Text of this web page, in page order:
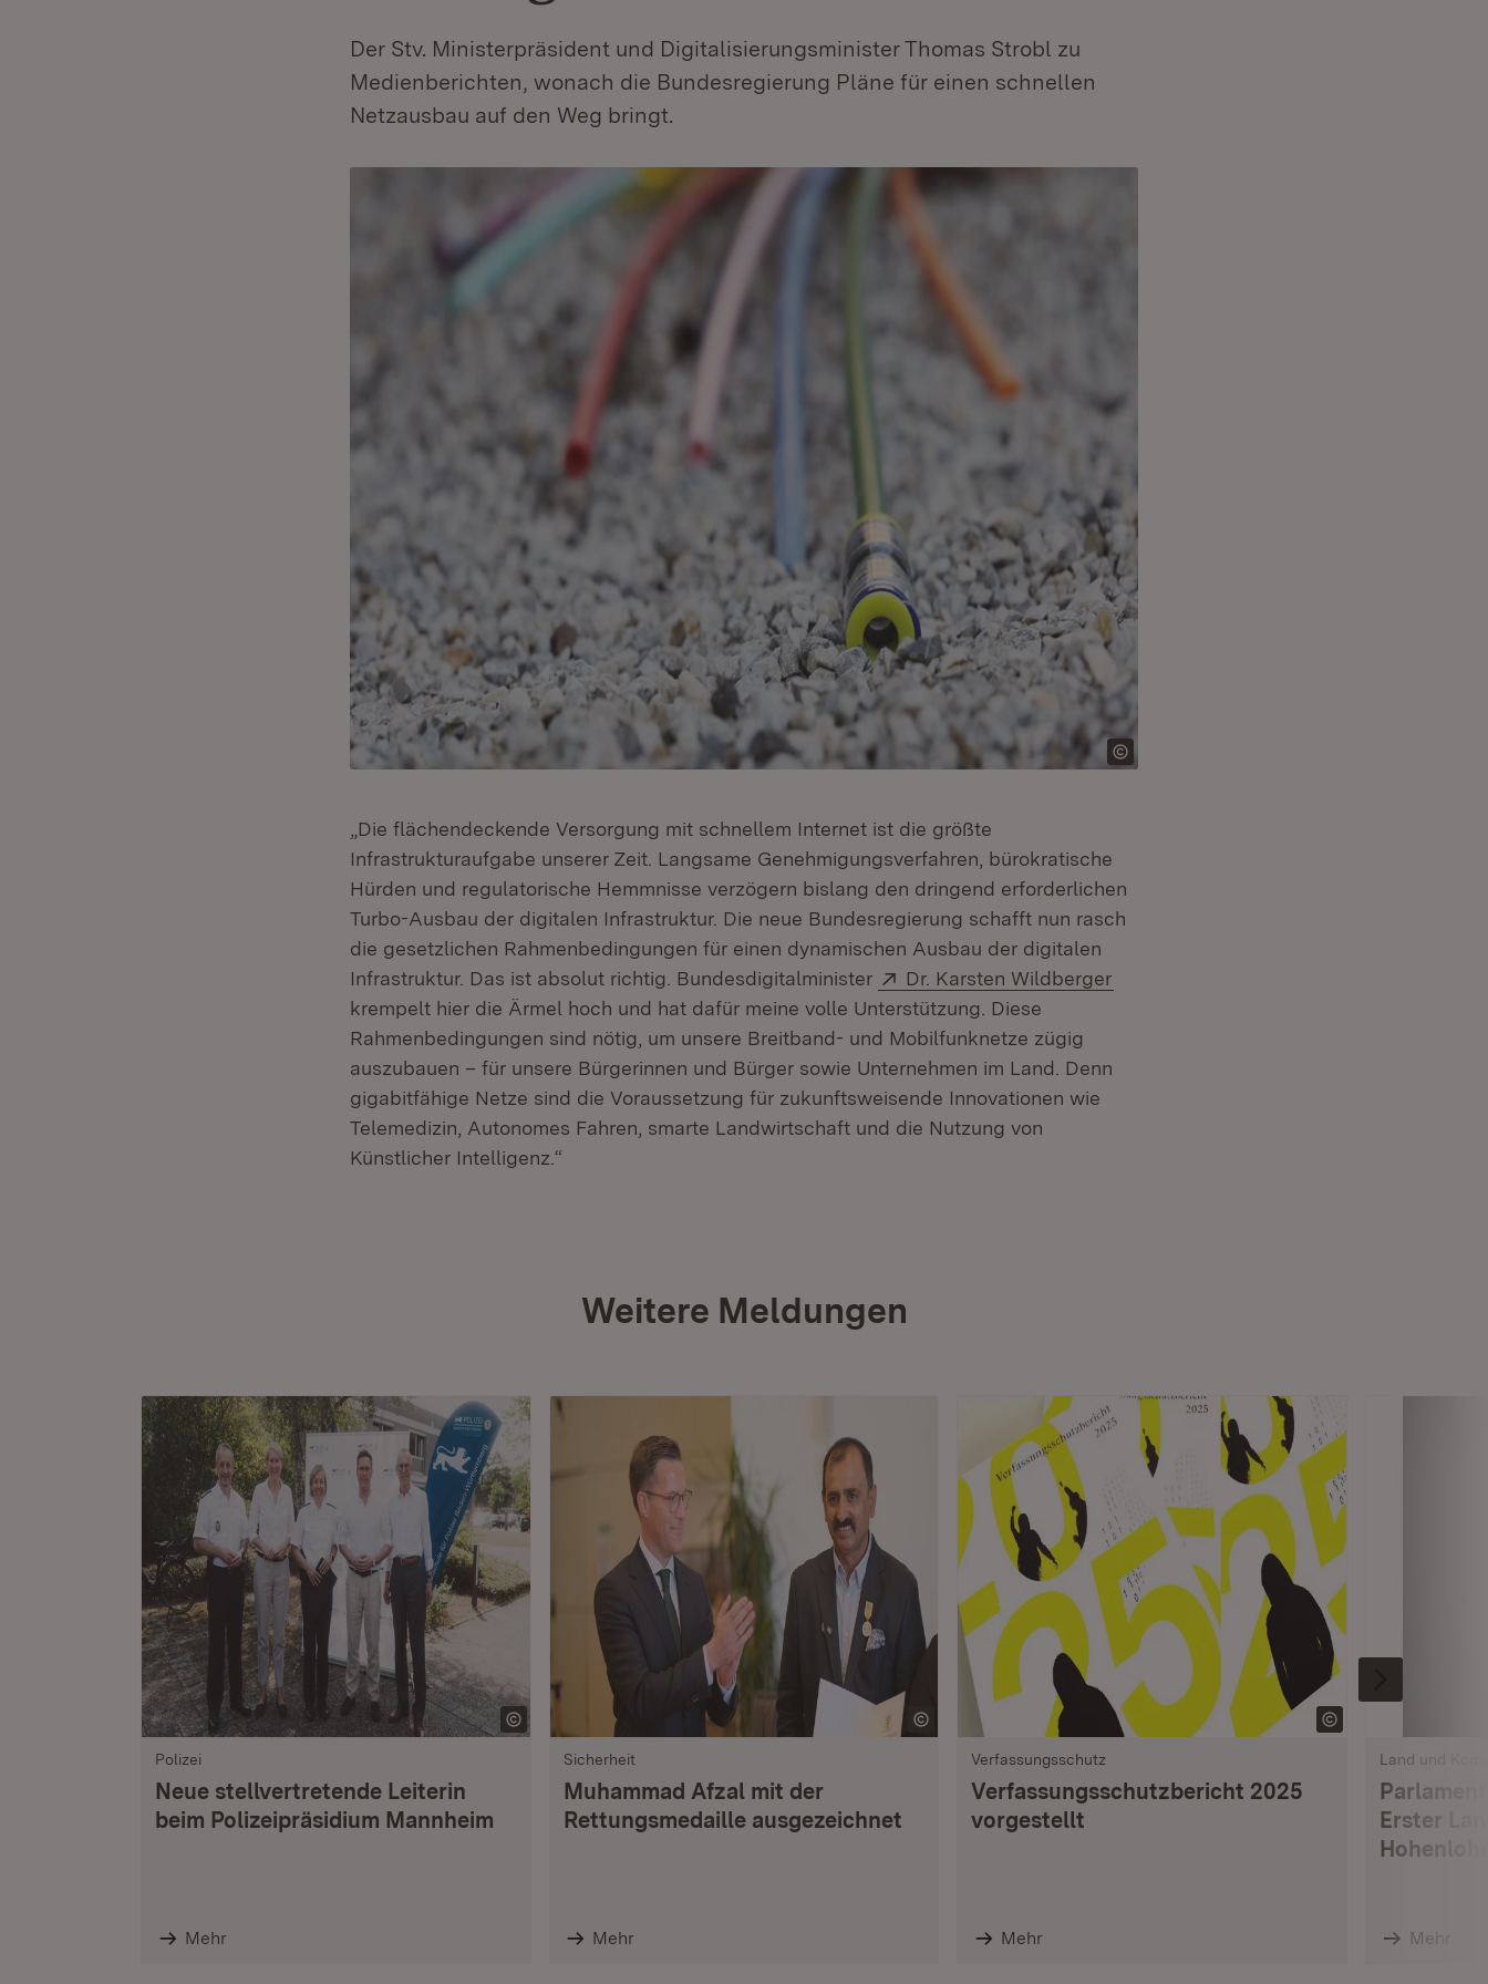
Der Stv. Ministerpräsident und Digitalisierungsminister Thomas Strobl zu
Medienberichten, wonach die Bundesregierung Pläne für einen schnellen
Netzausbau auf den Weg bringt.
„Die flächendeckende Versorgung mit schnellem Internet ist die größte
Infrastrukturaufgabe unserer Zeit. Langsame Genehmigungsverfahren, bürokratische
Hürden und regulatorische Hemmnisse verzögern bislang den dringend erforderlichen
Turbo-Ausbau der digitalen Infrastruktur. Die neue Bundesregierung schafft nun rasch
die gesetzlichen Rahmenbedingungen für einen dynamischen Ausbau der digitalen
Infrastruktur. Das ist absolut richtig. Bundesdigitalminister
Extern:
Dr. Karsten Wildberger
krempelt hier die Ärmel hoch und hat dafür meine volle Unterstützung. Diese
Rahmenbedingungen sind nötig, um unsere Breitband- und Mobilfunknetze zügig
auszubauen – für unsere Bürgerinnen und Bürger sowie Unternehmen im Land. Denn
gigabitfähige Netze sind die Voraussetzung für zukunftsweisende Innovationen wie
Telemedizin, Autonomes Fahren, smarte Landwirtschaft und die Nutzung von
Künstlicher Intelligenz.“
Weitere Meldungen
Polizei
Neue stellvertretende Leiterin
beim Polizeipräsidium Mannheim
Mehr
Sicherheit
Muhammad Afzal mit der
Rettungsmedaille ausgezeichnet
Mehr
Verfassungsschutz
Verfassungsschutzbericht 2025
vorgestellt
Mehr
Land und
Erster
Mehr